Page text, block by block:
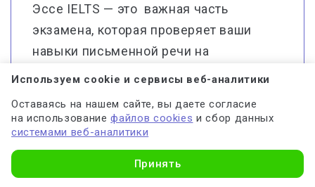
Эссе IELTS — это важная часть
экзамена, которая проверяет ваши
навыки письменной речи на
английском языке. Чтобы получить
владеть грамотным английским
языком, но и уметь строить логичные
аргументы, приводить примеры и
писать убедительно.
Используем cookie и сервисы веб-аналитики
Оставаясь на нашем сайте, вы даете согласие
на использованиефайлов cookies и сбор данных
системами веб-аналитики
Принять